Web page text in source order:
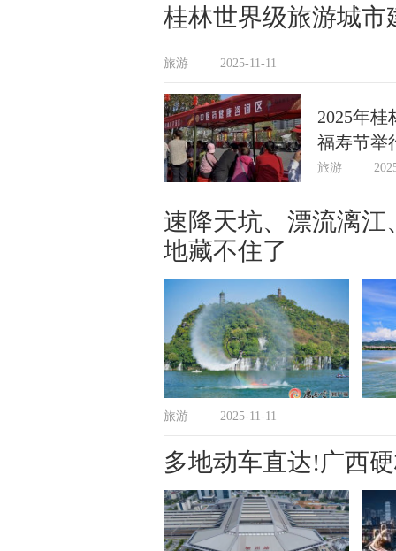
桂林世界级旅游城市
旅游 2025-11-11
2025年
福寿节举
旅游
速降天坑、漂流漓
地藏不住了
旅游 2025-11-11
多地动车直达!广西